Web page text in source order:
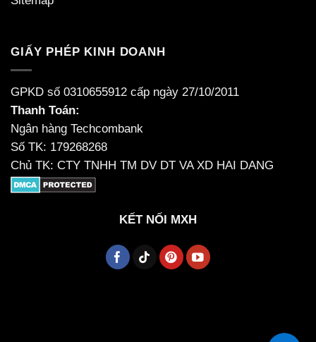
GIẤY PHÉP KINH DOANH
GPKD số 0310655912 cấp ngày 27/10/2011
Thanh Toán:
Ngân hàng Techcombank
Số TK: 179268268
Chủ TK: CTY TNHH TM DV DT VA XD HAI DANG
KẾT NỐI MXH